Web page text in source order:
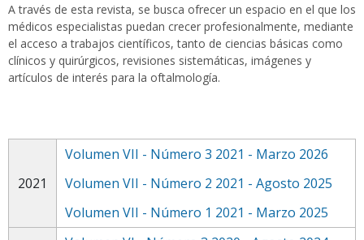
A través de esta revista, se busca ofrecer un espacio en el que los
médicos especialistas puedan crecer profesionalmente, mediante
el acceso a trabajos científicos, tanto de ciencias básicas como
clínicos y quirúrgicos, revisiones sistemáticas, imágenes y
artículos de interés para la oftalmología.
2021
Volumen VII - Número 3 2021 - Marzo 2026
Volumen VII - Número 2 2021 - Agosto 2025
Volumen VII - Número 1 2021 - Marzo 2025